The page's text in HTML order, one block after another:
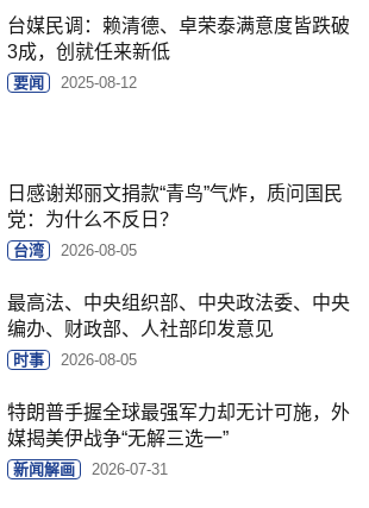
台媒民调：赖清德、卓荣泰满意度皆跌破
3成，创就任来新低
要闻 2025-08-12
日感谢郑丽文捐款“青鸟”气炸，质问国民
党：为什么不反日？
台湾 2026-08-05
最高法、中央组织部、中央政法委、中央
编办、财政部、人社部印发意见
时事 2026-08-05
特朗普手握全球最强军力却无计可施，外
媒揭美伊战争“无解三选一”
新闻解画 2026-07-31